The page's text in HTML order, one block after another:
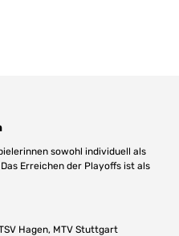
sowohl individuell als
Erreichen der Playoffs ist als
Hagen, MTV Stuttgart